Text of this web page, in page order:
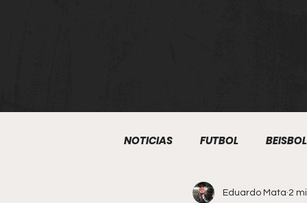
NOTICIAS FUTBOL BEISBOL
ATLETISMO BOXEO
Eduardo Mata 2